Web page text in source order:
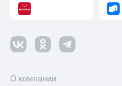
О компании